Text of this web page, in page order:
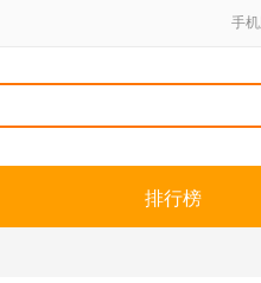
手
排行榜